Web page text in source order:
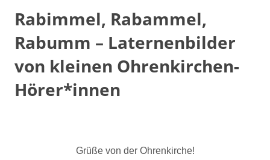
Rabimmel, Rabammel,
Rabumm – Laternenbilder
von kleinen Ohrenkirchen-
Hörer*innen
Grüße von der Ohrenkirche!